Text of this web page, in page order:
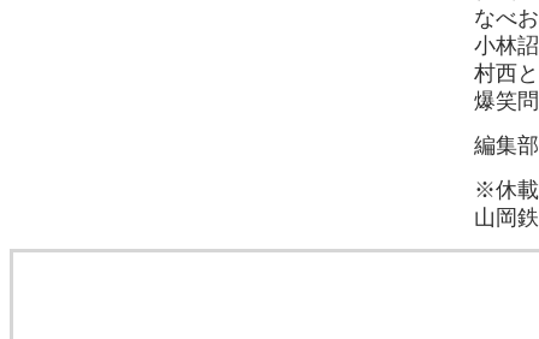
なべ
小林
村西
爆笑
編集
※休載
山岡